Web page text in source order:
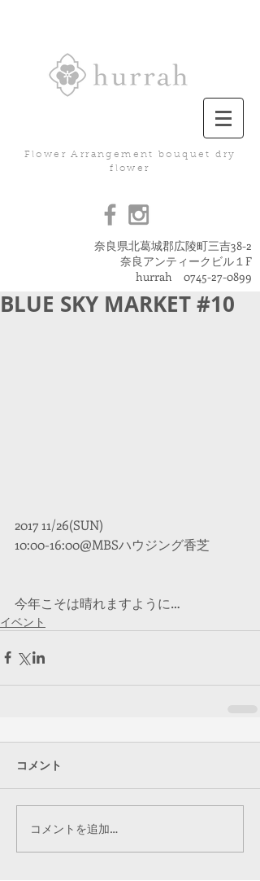
Flower Arrangement bouquet dry
flower
奈良県北葛城郡広陵町三吉38-2
奈良アンティークビル１F
hurrah 0745-27-0899
BLUE SKY MARKET #10
2017 11/26(SUN)
10:00-16:00@MBSハウジング香芝
今年こそは晴れますように…
イベント
コメント
コメントを追加…